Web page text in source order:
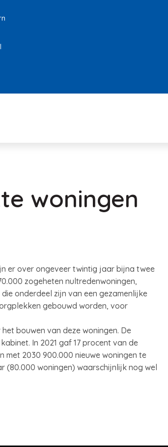
woningen
er over ongeveer twintig jaar bijna twee
zogeheten nultredenwoningen,
onderdeel zijn van een gezamenlijke
gebouwd worden, voor
bouwen van deze woningen. De
In 2021 gaf 17 procent van de
met 2030 900.000 nieuwe woningen te
(80.000 woningen) waarschijnlijk nog wel